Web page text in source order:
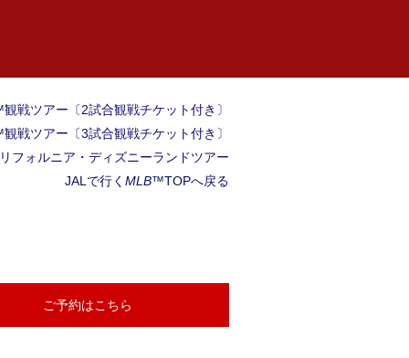
戦ツアー〔2試合観戦チケット付き〕
戦ツアー〔3試合観戦チケット付き〕
フォルニア・ディズニーランドツアー
JALで行く MLB™TOPへ戻る
ご予約はこちら